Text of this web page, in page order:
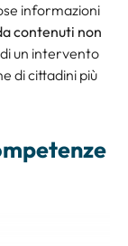
informazioni
contenuti non
un intervento
di cittadini più